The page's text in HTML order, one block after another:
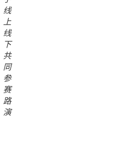
线
上
线
下
共
同
参
赛
路
演